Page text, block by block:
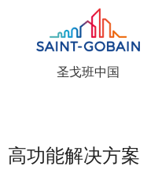
圣戈班中国
高功能解决方案